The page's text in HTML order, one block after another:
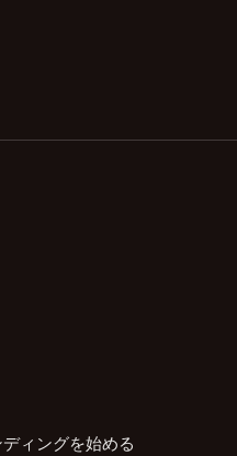
ィングを始める